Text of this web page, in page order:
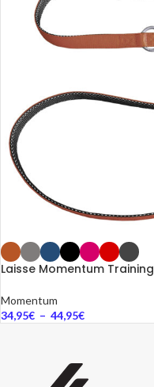
Laisse Momentum Training
Momentum
34,95€ – 44,95€